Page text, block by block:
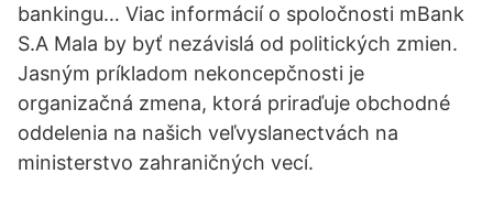
bankingu… Viac informácií o spoločnosti mBank
S.A Mala by byť nezávislá od politických zmien.
Jasným príkladom nekoncepčnosti je
organizačná zmena, ktorá priraďuje obchodné
oddelenia na našich veľvyslanectvách na
ministerstvo zahraničných vecí.